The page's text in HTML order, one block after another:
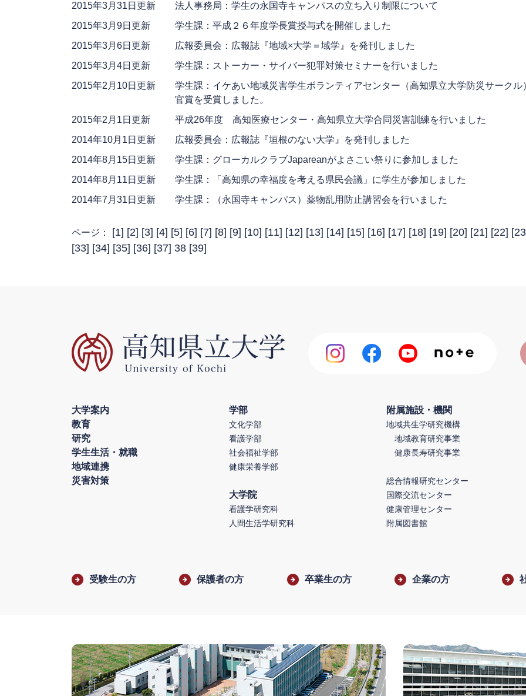
2015年3月31日更新
法人事務局：学生の永国寺キャンパスの立ち入り制限について
2015年3月9日更新
学生課：平成２６年度学長賞授与式を開催しました
2015年3月6日更新
広報委員会：広報誌『地域×大学＝域学』を発刊しました
2015年3月4日更新
学生課：ストーカー・サイバー犯罪対策セミナーを行いました
2015年2月10日更新
学生課：イケあい地域災害学生ボランティアセンター（高知県立大学防災サーク
官賞を受賞しました。
2015年2月1日更新
平成26年度 高知医療センター・高知県立大学合同災害訓練を行いました
2014年10月1日更新
広報委員会：広報誌『垣根のない大学』を発刊しました
2014年8月15日更新
学生課：グローカルクラブJapareanがよさこい祭りに参加しました
2014年8月11日更新
学生課：「高知県の幸福度を考える県民会議」に学生が参加しました
2014年7月31日更新
学生課：（永国寺キャンパス）薬物乱用防止講習会を行いました
ページ： [1] [2] [3] [4] [5] [6] [7] [8] [9] [10] [11] [12] [13] [14] [15] [16] [17] [18] [19] [20] [21] [22] [23
[33] [34] [35] [36] [37] 38 [39]
大学案内
教育
研究
学生生活・就職
地域連携
災害対策
学部
文化学部
看護学部
社会福祉学部
健康栄養学部
大学院
看護学研究科
人間生活学研究科
附属施設・機関
地域共生学研究機構
地域教育研究事業
健康長寿研究事業
総合情報研究センター
国際交流センター
健康管理センター
附属図書館
受験生の方 保護者の方 卒業生の方 企業の方